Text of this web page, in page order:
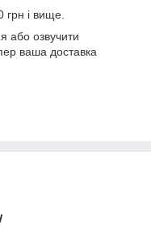
і вище.
або озвучити
ваша доставка